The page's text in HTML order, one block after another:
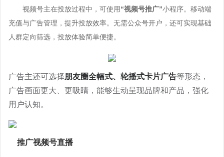
美柚广告
uc头条广告
支付宝广告
oppo/vivo信息流
阿里巴巴电商
百度广告开户
微信广告开户
巨量广告开户
千川开户
微博广告开户
广告运营
落地页制作
抖音团购开通
抖音橱窗开通
广告宝资料下载
荣誉资质
渠道合作
投放广告
立即投放
视频号主在投放过程中，可使用“视频号推广”小程序。移动端
充值与广告管理，提升投放效率。无需公众号开户，还可实现基础
人群定向筛选，投放体验简单便捷。
广告主还可选择朋友圈全幅式、轮播式卡片广告等形态，
广告画面更大、更吸睛，能够生动呈现品牌和产品， 强化
用户认知。
推广视频号直播